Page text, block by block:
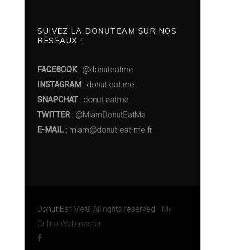
SUIVEZ LA DONUTEAM SUR NOS
RÉSEAUX :
FACEBOOK: @donuteatme
INSTAGRAM : donut.eat.me
SNAPCHAT: donut.eatme
TWITTER: @MiamDonutEatMe
E-MAIL: miam@donut-eat-me.fr
Donut Eat Me® All rights reserved - My
Online Webmaster